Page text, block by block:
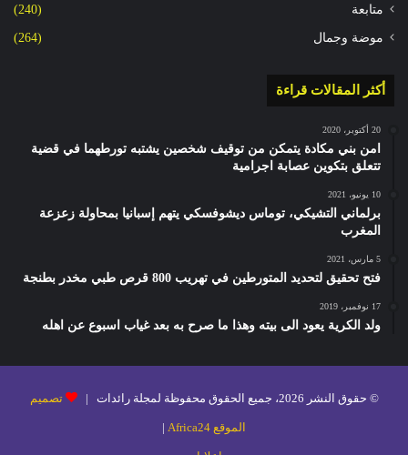
متابعة (240)
موضة وجمال (264)
أكثر المقالات قراءة
20 أكتوبر، 2020
امن بني مكادة يتمكن من توقيف شخصين يشتبه تورطهما في قضية
تتعلق بتكوين عصابة اجرامية
10 يونيو، 2021
برلماني التشيكي، توماس ديشوفسكي يتهم إسبانيا بمحاولة زعزعة
المغرب
5 مارس، 2021
فتح تحقيق لتحديد المتورطين في تهريب 800 قرص طبي مخدر بطنجة
17 نوفمبر، 2019
ولد الكرية يعود الى بيته وهذا ما صرح به بعد غياب اسبوع عن اهله
© حقوق النشر 2026، جميع الحقوق محفوظة لمجلة رائدات | تصميم
الموقع Africa24 |